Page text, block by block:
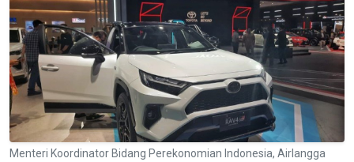
Menteri Koordinator Bidang Perekonomian Indonesia, Airlangga